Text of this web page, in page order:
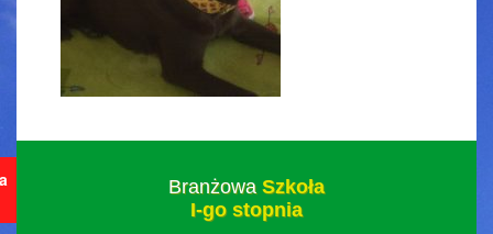
Branżowa Szkoła
I-go stopnia